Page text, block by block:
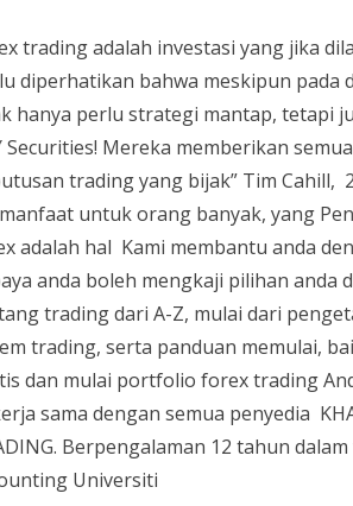
trading adalah investasi yang jika
diperhatikan bahwa meskipun pada
hanya perlu strategi mantap, tetapi
Securities! Mereka memberikan
trading yang bijak” Tim Cahill,
untuk orang banyak, yang
adalah hal Kami membantu anda
anda boleh mengkaji pilihan anda
trading dari A-Z, mulai dari
trading, serta panduan memulai,
dan mulai portfolio forex trading
sama dengan semua penyedia
Berpengalaman 12 tahun
Universiti